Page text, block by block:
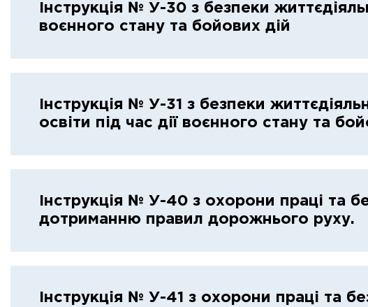
Інструкція № У-30 з безпеки
воєнного стану та бойових дій
Інструкція № У-31 з безпеки
освіти під час дії воєнного стану та
Інструкція № У-40 з охорони праці та
дотриманню правил дорожнього руху.
Інструкція № У-41 з охорони праці та